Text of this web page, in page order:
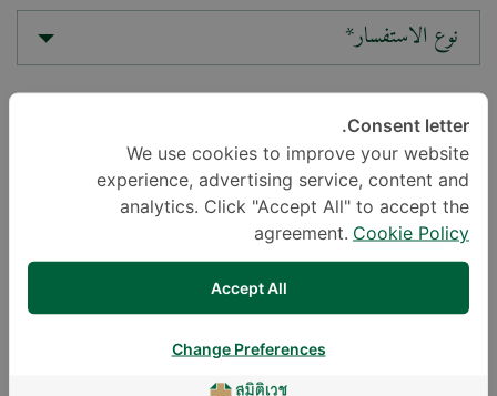
نوع الاستفسار*
الموقع*
سؤالك*
Consent letter.
We use cookies to improve your website
experience, advertising service, content and
analytics. Click "Accept All" to accept the
agreement. Cookie Policy
Accept All
Change Preferences